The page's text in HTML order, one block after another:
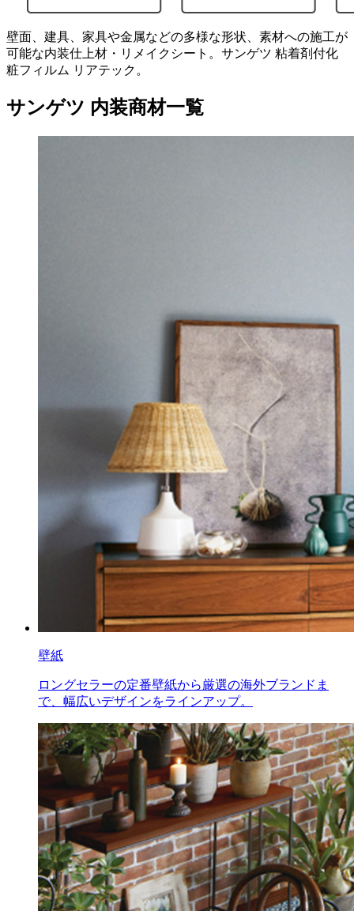
壁面、建具、家具や金属などの多様な形状、素材への施工が
可能な内装仕上材・リメイクシート。サンゲツ 粘着剤付化
粧フィルム リアテック。
サンゲツ 内装商材一覧
壁紙
ロングセラーの定番壁紙から厳選の海外ブランドま
で、幅広いデザインをラインアップ。